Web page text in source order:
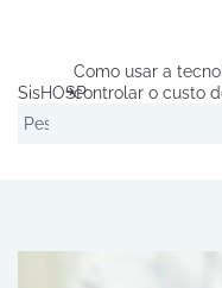
SisHOSP
Como usar a
controlar o custo